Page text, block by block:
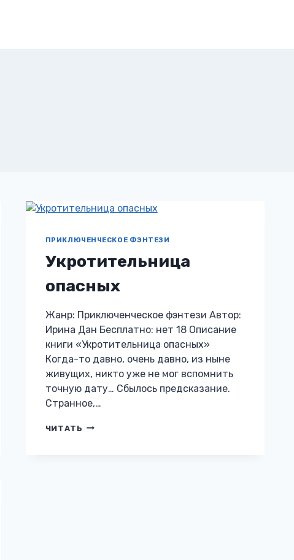
ПРИКЛЮЧЕНЧЕСКОЕ ФЭНТЕЗИ
Укротительница
опасных
Жанр: Приключенческое фэнтези Автор:
Ирина Дан Бесплатно: нет 18 Описание
книги «Укротительница опасных»
Когда-то давно, очень давно, из ныне
живущих, никто уже не мог вспомнить
точную дату… Сбылось предсказание.
Странное,…
ЧИТАТЬ УКРОТИТЕЛЬНИЦА